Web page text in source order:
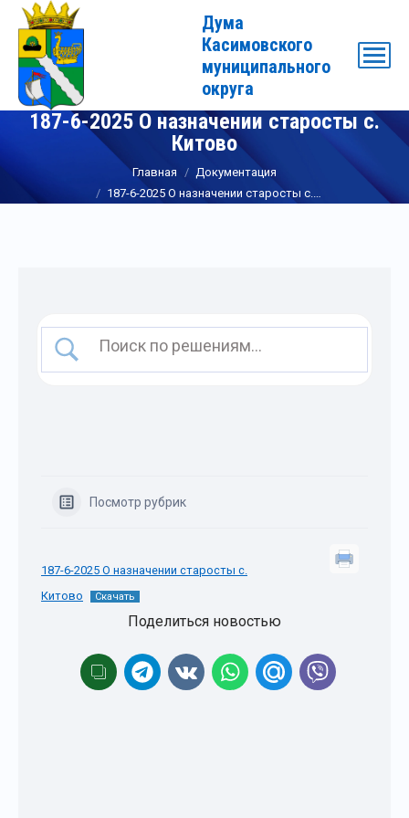
Дума
Касимовского
муниципального
округа
187-6-2025 О назначении старосты с.
Китово
Главная
Документация
187-6-2025 О назначении старосты с.…
Посмотр рубрик
187-6-2025 О назначении старосты с.
Китово
Скачать
Поделиться новостью